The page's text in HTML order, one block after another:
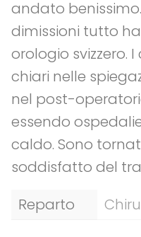
andato
dimissioni tutto
orologio svizzero.
chiari nelle
nel post-
essendo
caldo. Sono
soddisfatto del
Reparto